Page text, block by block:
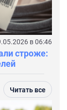
в 06:46
строже:
Читать все